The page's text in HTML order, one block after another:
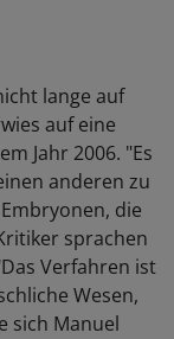
lange auf
auf eine
Jahr 2006. "Es
anderen zu
die
sprachen
Verfahren ist
Wesen,
sich Manuel